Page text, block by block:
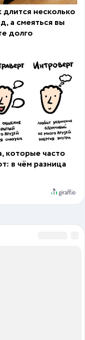
длится несколько
а смеяться вы
долго
которые часто
в чём разница